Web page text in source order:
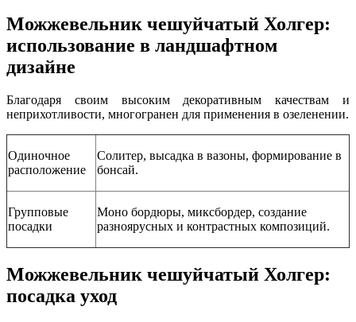
Можжевельник чешуйчатый Холгер:
использование в ландшафтном
дизайне
Благодаря своим высоким декоративным качествам и
неприхотливости, многогранен для применения в озеленении.
Одиночное
расположение
Солитер, высадка в вазоны, формирование в
бонсай.
Групповые
посадки
Моно бордюры, миксбордер, создание
разноярусных и контрастных композиций.
Можжевельник чешуйчатый Холгер:
посадка уход